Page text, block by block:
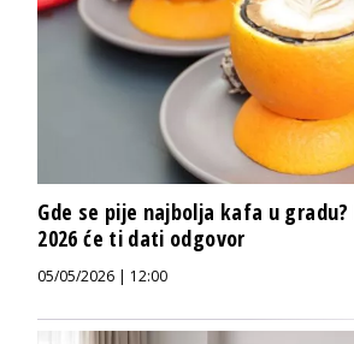
Gde se pije najbolja kafa u
2026 će ti dati odgovor
05/05/2026 | 12:00